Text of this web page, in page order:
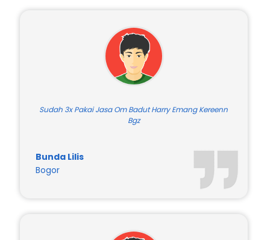
Sudah 3x Pakai Jasa Om Badut Harry Emang Kereenn
Bgz
Bunda Lilis
Bogor